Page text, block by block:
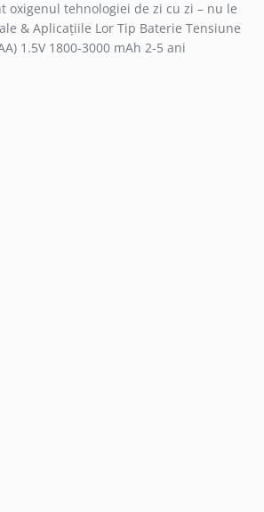
oxigenul tehnologiei de zi cu zi – nu le
& Aplicațiile Lor Tip Baterie Tensiune
1.5V 1800-3000 mAh 2-5 ani